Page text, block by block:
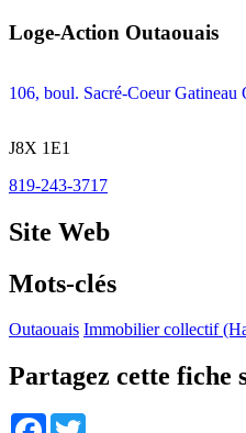
Loge-Action Outaouais
106, boul. Sacré-Coeur Gatineau
J8X 1E1
819-243-3717
Site Web
Mots-clés
Outaouais Immobilier collectif
Partagez cette fiche
Facebook